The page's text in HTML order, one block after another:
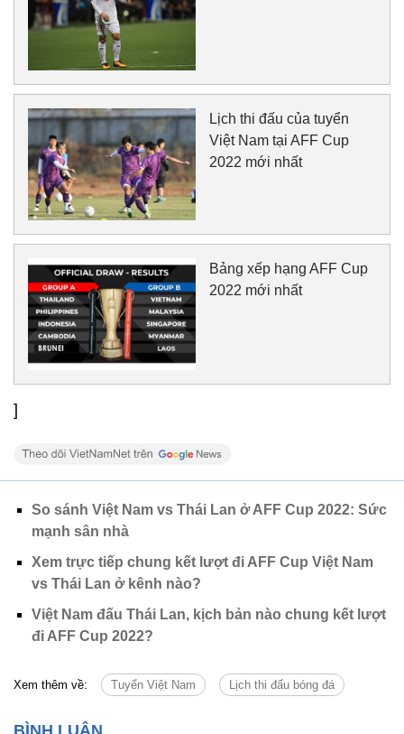
Lịch thi đấu của tuyển
Việt Nam tại AFF Cup
2022 mới nhất
Bảng xếp hạng AFF Cup
2022 mới nhất
]
So sánh Việt Nam vs Thái Lan ở AFF Cup 2022: Sức
mạnh sân nhà
Xem trực tiếp chung kết lượt đi AFF Cup Việt Nam
vs Thái Lan ở kênh nào?
Việt Nam đấu Thái Lan, kịch bản nào chung kết lượt
đi AFF Cup 2022?
Xem thêm về: Tuyển Việt Nam Lịch thi đấu bóng đá